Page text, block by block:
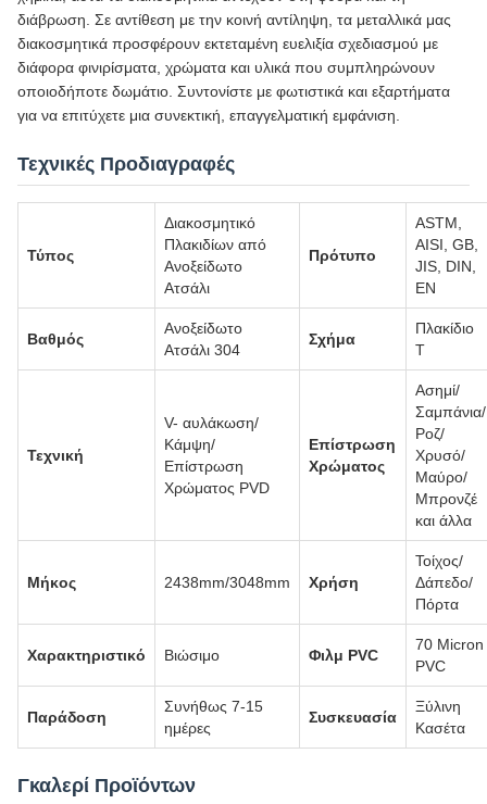
διάβρωση. Σε αντίθεση με την κοινή αντίληψη, τα μεταλλικά μας
διακοσμητικά προσφέρουν εκτεταμένη ευελιξία σχεδιασμού με
διάφορα φινιρίσματα, χρώματα και υλικά που συμπληρώνουν
οποιοδήποτε δωμάτιο. Συντονίστε με φωτιστικά και εξαρτήματα
για να επιτύχετε μια συνεκτική, επαγγελματική εμφάνιση.
Τεχνικές Προδιαγραφές
Τύπος
Διακοσμητικό
Πλακιδίων από
Ανοξείδωτο
Ατσάλι
Πρότυπο
ASTM,
AISI, GB,
JIS, DIN,
EN
Βαθμός
Ανοξείδωτο
Ατσάλι 304
Σχήμα
Πλακίδιο
Τ
Τεχνική
V- αυλάκωση/
Κάμψη/
Επίστρωση
Χρώματος PVD
Επίστρωση
Χρώματος
Ασημί/
Σαμπάνια/
Ροζ/
Χρυσό/
Μαύρο/
Μπρονζέ
και άλλα
Μήκος 2438mm/3048mm Χρήση
Τοίχος/
Δάπεδο/
Πόρτα
Χαρακτηριστικό Βιώσιμο Φιλμ PVC
70 Micron
PVC
Παράδοση
Συνήθως 7-15
ημέρες
Συσκευασία
Ξύλινη
Κασέτα
Γκαλερί Προϊόντων